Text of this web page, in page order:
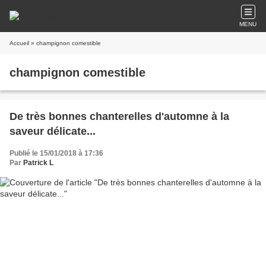
MENU
Accueil » champignon comestible
champignon comestible
De très bonnes chanterelles d'automne à la
saveur délicate...
Publié le 15/01/2018 à 17:36
Par Patrick L